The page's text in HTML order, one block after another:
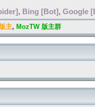
, Bing [Bot] , Google
主, MozTW 版主群